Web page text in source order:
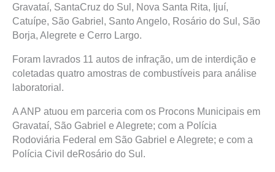
Gravataí, SantaCruz do Sul, Nova Santa Rita, Ijuí,
Catuípe, São Gabriel, Santo Angelo, Rosário do Sul, São
Borja, Alegrete e Cerro Largo.
Foram lavrados 11 autos de infração, um de interdição e
coletadas quatro amostras de combustíveis para análise
laboratorial.
A ANP atuou em parceria com os Procons Municipais em
Gravataí, São Gabriel e Alegrete; com a Polícia
Rodoviária Federal em São Gabriel e Alegrete; e com a
Polícia Civil deRosário do Sul.